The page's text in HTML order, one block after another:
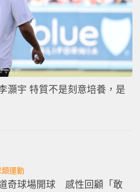
灝宇 特質不是刻意培養，是
類運動
奇球場開球 感性回顧「敢